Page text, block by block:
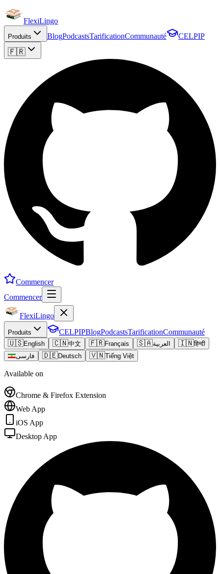
FlexiLingo
Produits BlogPodcastsTarificationCommunauté CELPIP
🇫🇷
Commencer
Commencer
FlexiLingo
Produits CELPIPBlogPodcastsTarificationCommunauté
🇺🇸English 🇨🇳中文 🇫🇷Français 🇸🇦العربية 🇮🇳हिन्दी
فارسی
🇩🇪Deutsch 🇻🇳Tiếng Việt
Available on
Chrome & Firefox Extension
Web App
iOS App
Desktop App